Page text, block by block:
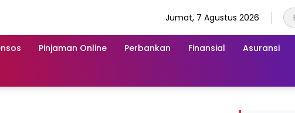
Jumat, 7 Agustus 2026
Pinjaman Online Perbankan Finansial Asuransi